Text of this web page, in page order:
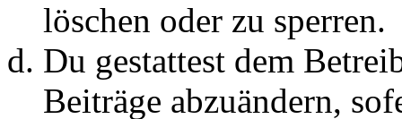
löschen oder zu sperren.
Du gestattest dem
Beiträge abzuändern,